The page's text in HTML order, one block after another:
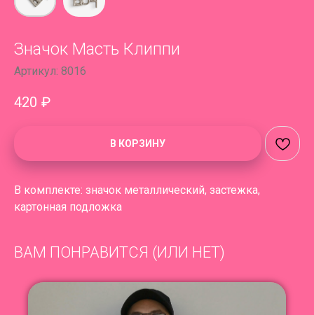
Значок Масть Клиппи
Артикул: 8016
420 ₽
В КОРЗИНУ
В комплекте: значок металлический, застежка,
картонная подложка
ВАМ ПОНРАВИТСЯ (ИЛИ НЕТ)